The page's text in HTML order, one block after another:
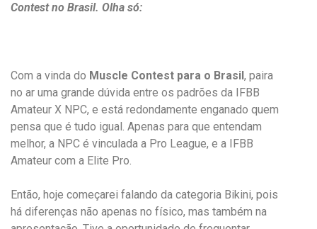
Contest no Brasil. Olha só:
Com a vinda do Muscle Contest para o Brasil , paira
no ar uma grande dúvida entre os padrões da IFBB
Amateur X NPC, e está redondamente enganado quem
pensa que é tudo igual. Apenas para que entendam
melhor, a NPC é vinculada a Pro League, e a IFBB
Amateur com a Elite Pro.
Então, hoje começarei falando da categoria Bikini, pois
há diferenças não apenas no físico, mas também na